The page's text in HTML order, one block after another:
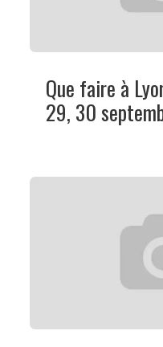
Que faire à
29, 30